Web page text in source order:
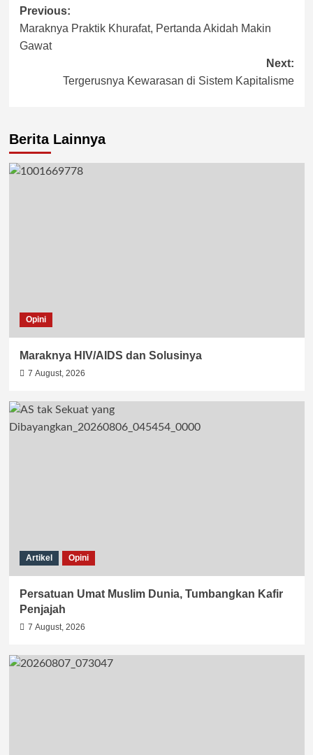
Post
navigation
Previous:
Maraknya Praktik Khurafat, Pertanda Akidah Makin
Gawat
Next:
Tergerusnya Kewarasan di Sistem Kapitalisme
Berita Lainnya
Opini
Maraknya HIV/AIDS dan Solusinya
7 August, 2026
Artikel Opini
Persatuan Umat Muslim Dunia, Tumbangkan Kafir
Penjajah
7 August, 2026